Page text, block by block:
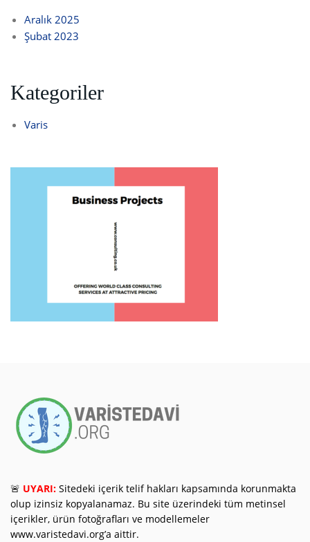
Aralık 2025
Şubat 2023
Kategoriler
Varis
🚨 UYARI: Sitedeki içerik telif hakları kapsamında korunmakta
olup izinsiz kopyalanamaz. Bu site üzerindeki tüm metinsel
içerikler, ürün fotoğrafları ve modellemeler
www.varistedavi.org’a aittir.